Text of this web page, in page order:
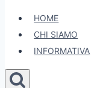
HOME
CHI SIAMO
INFORMATIVA